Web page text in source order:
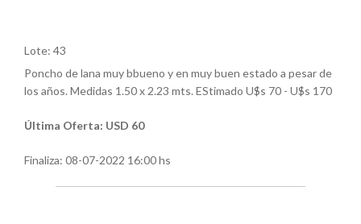
Lote: 43
Poncho de lana muy bbueno y en muy buen estado a pesar de
los años. Medidas 1.50 x 2.23 mts. EStimado U$s 70 - U$s 170
Última Oferta: USD 60
Finaliza: 08-07-2022 16:00 hs